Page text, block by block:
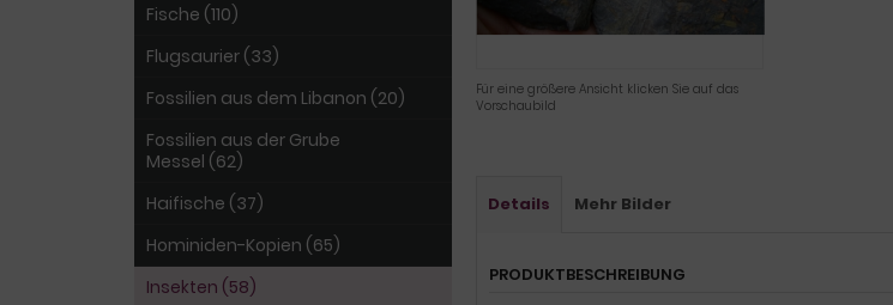
Für eine größere Ansicht klicken Sie auf das
Vorschaubild
Details Mehr Bilder
PRODUKTBESCHREIBUNG
Fische (110)
Flugsaurier (33)
Fossilien aus dem Libanon (20)
Fossilien aus der Grube
Messel (62)
Haifische (37)
Hominiden-Kopien (65)
Insekten (58)